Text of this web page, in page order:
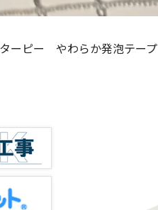
ターピー やわらか発泡テープ